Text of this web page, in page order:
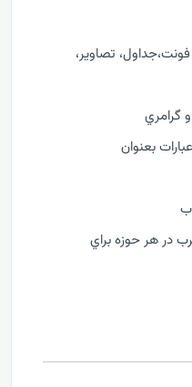
تصاوير،
گرامري
بعنوان
در هر حوزه براي